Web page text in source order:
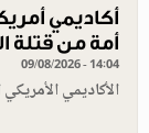
أكاديمي
أمة من قتلة
09/08/2026 - 14:04
الأكاديمي